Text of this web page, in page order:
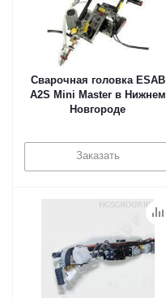
Сварочная головка ESAB
A2S Mini Master в Нижнем
Новгороде
Заказать